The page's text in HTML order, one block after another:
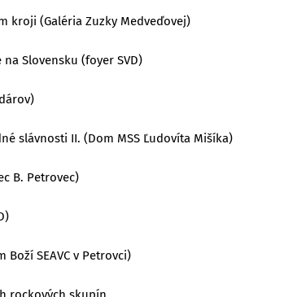
kroji (Galéria Zuzky Medveďovej)
Slovensku (foyer SVD)
slávnosti II. (Dom MSS Ľudovíta Mišíka)
B. Petrovec)
SEAVC v Petrovci)